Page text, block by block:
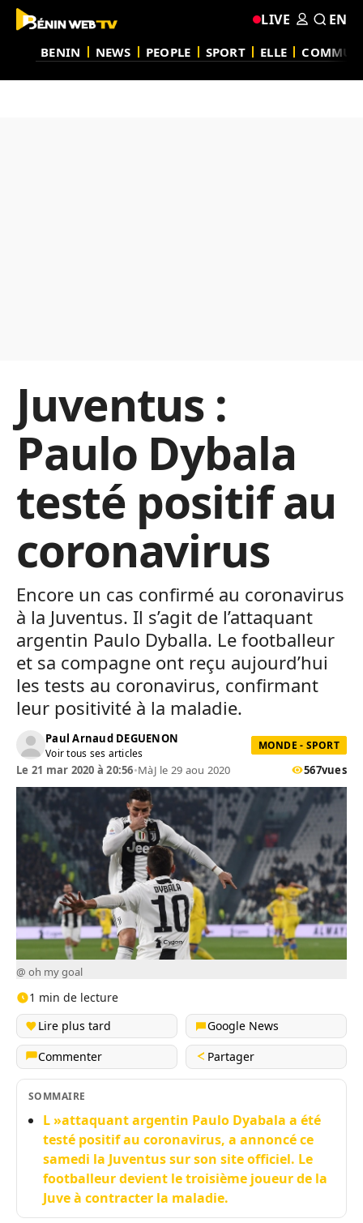
BENIN NEWS PEOPLE SPORT ELLE
LIVE EN
Juventus :
Paulo Dybala
testé positif au
coronavirus
Encore un cas confirmé au coronavirus
à la Juventus. Il s’agit de l’attaquant
argentin Paulo Dyballa. Le footballeur
et sa compagne ont reçu aujourd’hui
les tests au coronavirus, confirmant
leur positivité à la maladie.
Paul Arnaud DEGUENON
Voir tous ses articles
MONDE - SPORT
Le 21 mar 2020 à 20:56•MàJ le 29 aou 2020 567vues
@ oh my goal
1 min de lecture
Lire plus tard
Google News
Commenter
Partager
SOMMAIRE
L »attaquant argentin Paulo Dyabala a été
testé positif au coronavirus, a annoncé ce
samedi la Juventus sur son site officiel. Le
footballeur devient le troisième joueur de la
Juve à contracter la maladie.